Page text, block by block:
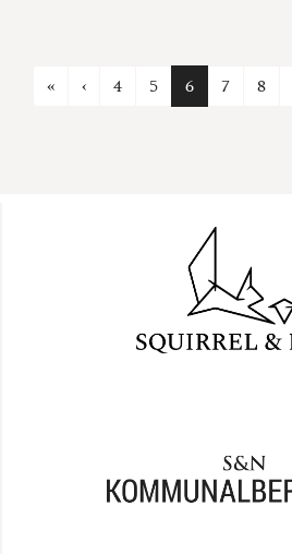
« ‹Previous page
4 5 6 7 8